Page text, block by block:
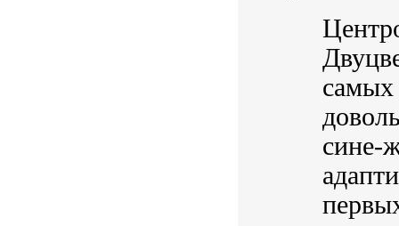
самых
сине-